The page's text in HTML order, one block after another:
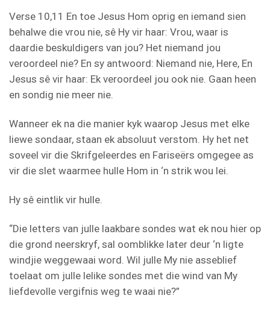
Verse 10,11 En toe Jesus Hom oprig en iemand sien
behalwe die vrou nie, sê Hy vir haar: Vrou, waar is
daardie beskuldigers van jou? Het niemand jou
veroordeel nie? En sy antwoord: Niemand nie, Here, En
Jesus sê vir haar: Ek veroordeel jou ook nie. Gaan heen
en sondig nie meer nie.
Wanneer ek na die manier kyk waarop Jesus met elke
liewe sondaar, staan ek absoluut verstom. Hy het net
soveel vir die Skrifgeleerdes en Fariseërs omgegee as
vir die slet waarmee hulle Hom in ‘n strik wou lei.
Hy sê eintlik vir hulle.
“Die letters van julle laakbare sondes wat ek nou hier op
die grond neerskryf, sal oomblikke later deur ‘n ligte
windjie weggewaai word. Wil julle My nie asseblief
toelaat om julle lelike sondes met die wind van My
liefdevolle vergifnis weg te waai nie?”